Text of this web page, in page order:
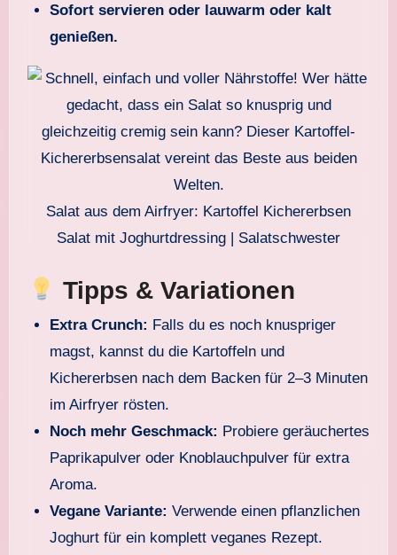
Sofort servieren oder lauwarm oder kalt
genießen.
Salat aus dem Airfryer: Kartoffel Kichererbsen
Salat mit Joghurtdressing | Salatschwester
Tipps & Variationen
Extra Crunch: Falls du es noch knuspriger
magst, kannst du die Kartoffeln und
Kichererbsen nach dem Backen für 2–3 Minuten
im Airfryer rösten.
Noch mehr Geschmack: Probiere geräuchertes
Paprikapulver oder Knoblauchpulver für extra
Aroma.
Vegane Variante: Verwende einen pflanzlichen
Joghurt für ein komplett veganes Rezept.